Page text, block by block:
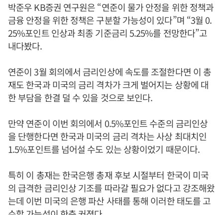
박준우 KB증권 연구원은 “연준이 물가 안정을 위한 정책과
금융 안정을 위한 정책은 구분할 가능성이 있다”며 “3월 0.
25%포인트 인상과 최종 기준금리 5.25%를 전망한다”고
내다봤다.
연준이 3월 회의에서 금리인상에 속도를 조절한다면 이 총
재도 한국과 미국의 금리 격차가 크게 벌어지는 상황에 대
한 부담을 한결 덜 수 있을 것으로 보인다.
만약 연준이 이번 회의에서 0.5%포인트 수준의 금리인상
을 단행한다면 한국과 미국의 금리 격차는 사상 최대치인
1.5%포인트를 넘어설 수도 있는 상황이었기 때문이다.
특히 이 총재는 한국은행 총재 후보 시절부터 한국이 미국
의 급격한 금리인상 기조를 따라갈 필요가 없다고 강조해왔
는데 이번 미국의 은행 파산 사태를 통해 이러한 태도를 고